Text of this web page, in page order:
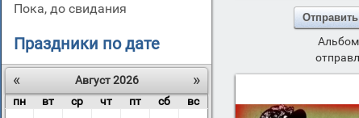
пока, до свидания
Праздники по дате
«
»
Август 2026
пн
вт ср чт пт сб
вс
Отправить